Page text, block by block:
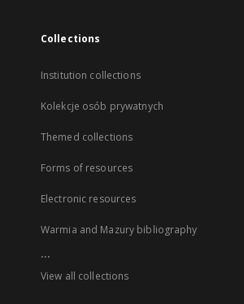
Collections
Institution collections
Kolekcje osób prywatnych
Themed collections
Forms of resources
Electronic resources
Warmia and Mazury bibliography
...
View all collections